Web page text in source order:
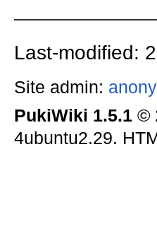
Last-modified:
Site admin:
PukiWiki 1.5.1©
4ubuntu2.29.